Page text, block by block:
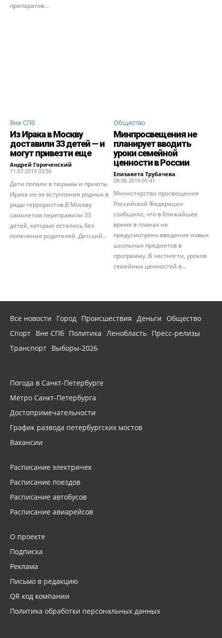
препаратов...
Вне СПб
Из Ирака в Москву
доставили 33 детей — и
могут привезти еще
Андрей Гориченcкий -
11.07.2019 03:56
Дети попали в тюрьмы и приюты
Ирака из-за вступления родных в
ряды террористов.В Москву
самолетом переправили 33
детей, которые остались без
попечения родителей. Детский...
Общество
Минпросвещения не
планирует вводить
уроки семейной
ценности в России
Елизавета Трубачева -
09.06.2019 05:41
Министерство просвещения
Российской Федерации
сообщило, что в ближайшее
время в планах не
предусмотрено введение новых
школьных предметов в
программу. В частности, уроков
семейных ценностей в...
Все новости Город Происшествия Деньги
Общество
Спорт Вне СПб Политика Ленобласть Пресс-релизы
Транспорт Выборы-2026
Погода в Санкт-Петербурге
Метро Санкт-Петербурга
Достопримечательности
График развода петербургских мостов
Вакансии
Расписание электричек
Расписание поездов
Расписание автобусов
Расписание авиарейсов
О проекте
Подписка
Реклама
Письмо в редакцию
QR код компании
Политика обработки персональных данных